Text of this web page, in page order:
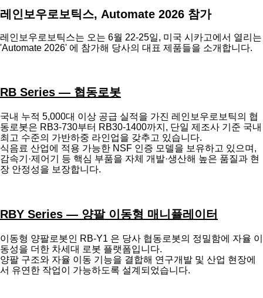
레인보우로보틱스, Automate 2026 참가
레인보우로보틱스는 오는 6월 22-25일, 미국 시카고에서 열리는
'Automate 2026' 에 참가해 당사의 대표 제품들을 소개합니다.
RB Series — 협동로봇
국내 누적 5,000대 이상 공급 실적을 가진 레인보우로보틱의 협
동로봇은 RB3-730부터 RB30-1400까지, 단일 제조사 기준 국내
최고 수준의 가반하중 라인업을 갖추고 있습니다.
식음료 산업에 적용 가능한 NSF 인증 모델을 보유하고 있으며,
감속기·제어기 등 핵심 부품을 자체 개발·생산해 높은 품질과 현
장 안정성을 보장합니다.
RBY Series — 양팔 이동형 매니퓰레이터
이동형 양팔로봇인 RB-Y1 은 당사 협동로봇의 정밀함에 자율 이
동성을 더한 차세대 로봇 플랫폼입니다.
양팔 구조와 자율 이동 기능을 결합해 연구개발 및 산업 현장에
서 유연한 작업이 가능하도록 설계되었습니다.